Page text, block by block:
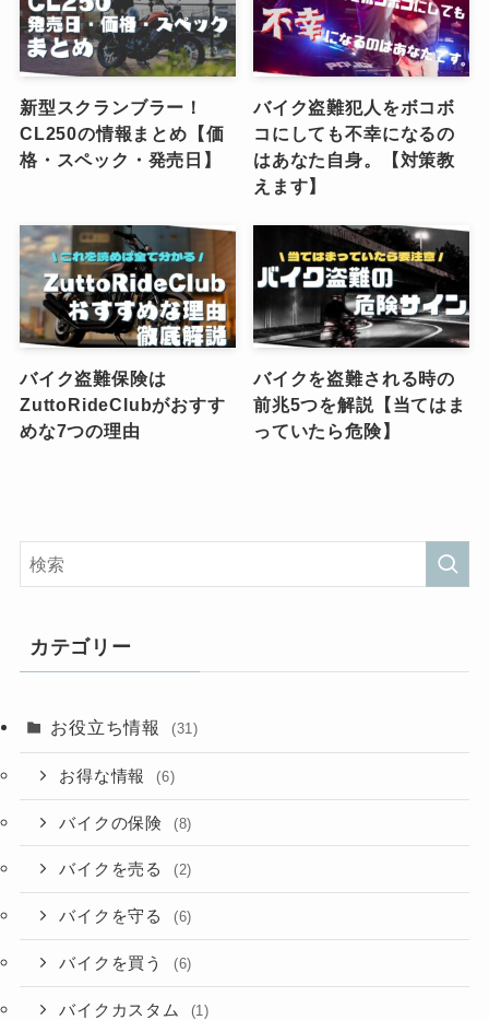
新型スクランブラー！
CL250の情報まとめ【価
格・スペック・発売日】
バイク盗難犯人をボコボ
コにしても不幸になるの
はあなた自身。【対策教
えます】
バイク盗難保険は
ZuttoRideClubがおすす
めな7つの理由
バイクを盗難される時の
前兆5つを解説【当てはま
っていたら危険】
カテゴリー
お役立ち情報 (31)
お得な情報 (6)
バイクの保険 (8)
バイクを売る (2)
バイクを守る (6)
バイクを買う (6)
バイクカスタム (1)